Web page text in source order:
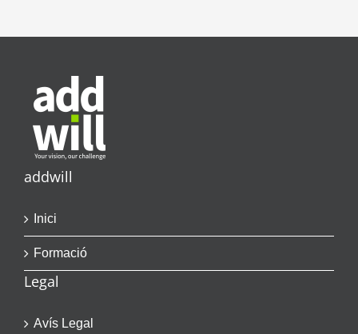
addwill
Inici
Formació
Legal
Avís Legal